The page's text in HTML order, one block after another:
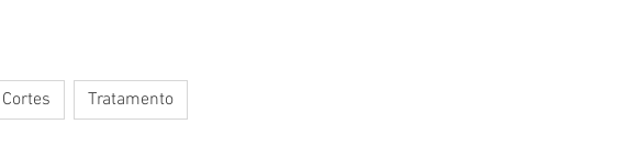
Cortes Tratamento